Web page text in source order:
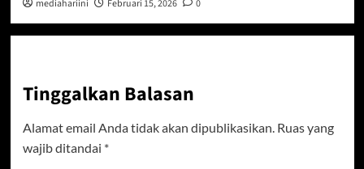
mediahariini Februari 15, 2026 0
Tinggalkan Balasan
Alamat email Anda tidak akan dipublikasikan. Ruas yang
wajib ditandai *